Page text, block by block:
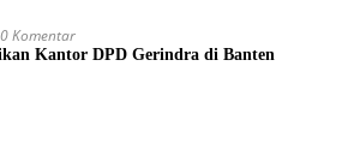
0 Komentar
Kantor DPD Gerindra di Banten